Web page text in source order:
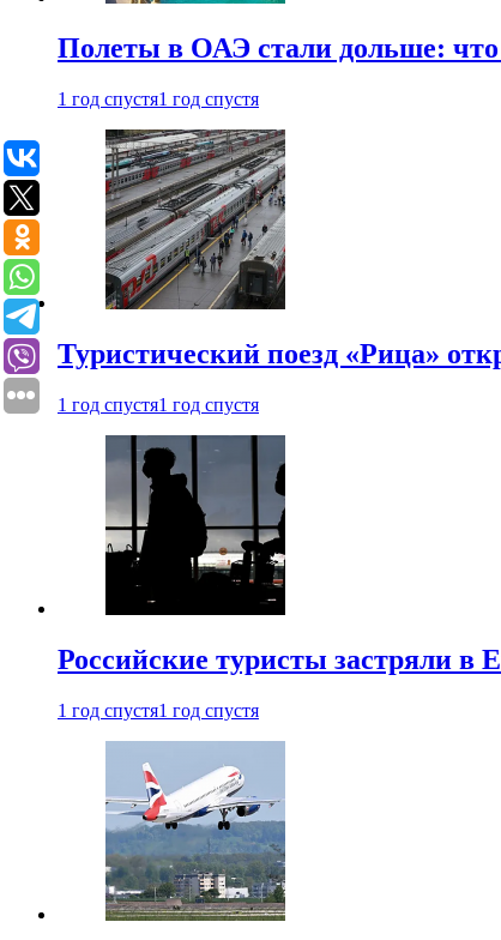
Полеты в ОАЭ стали дольше: что
1 год спустя1 год спустя
Туристический поезд «Рица»
1 год спустя1 год спустя
Российские туристы застряли в
1 год спустя1 год спустя